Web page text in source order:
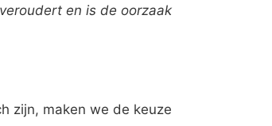
en is de oorzaak
zijn, maken we de keuze